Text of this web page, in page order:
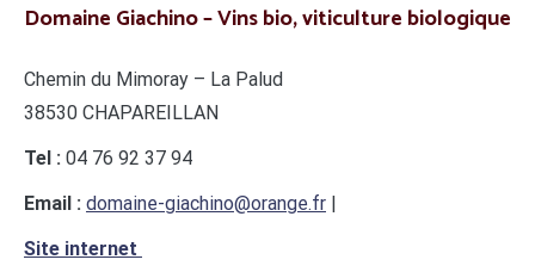
Domaine Giachino – Vins bio, viticulture biologique
Chemin du Mimoray – La Palud
38530 CHAPAREILLAN
Tel : 04 76 92 37 94
Email : domaine-giachino@orange.fr
Site internet